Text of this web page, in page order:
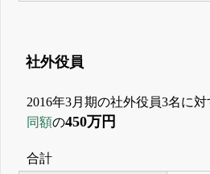
社外役員
2016年3月期の社外役員3名に
同額の450万円
合計